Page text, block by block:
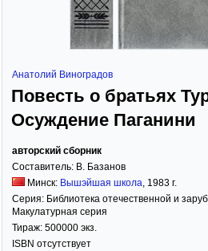
Анатолий Виноградов
Повесть о братьях
Осуждение Паганини
авторский сборник
Составитель: В. Базанов
Минск: Вышэйшая школа, 1983 г.
Серия: Библиотека отечественной и
Макулатурная серия
Тираж: 500000 экз.
ISBN отсутствует